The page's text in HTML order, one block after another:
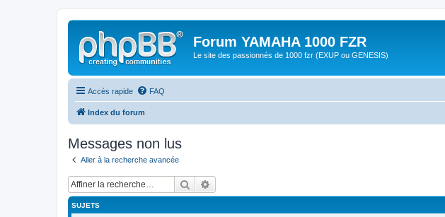
Forum YAMAHA 1000 FZR
Le site des passionnés de 1000 fzr (EXUP ou GENESIS)
Accès rapide FAQ
Index du forum
Messages non lus
Aller à la recherche avancée
Rechercher
SUJETS